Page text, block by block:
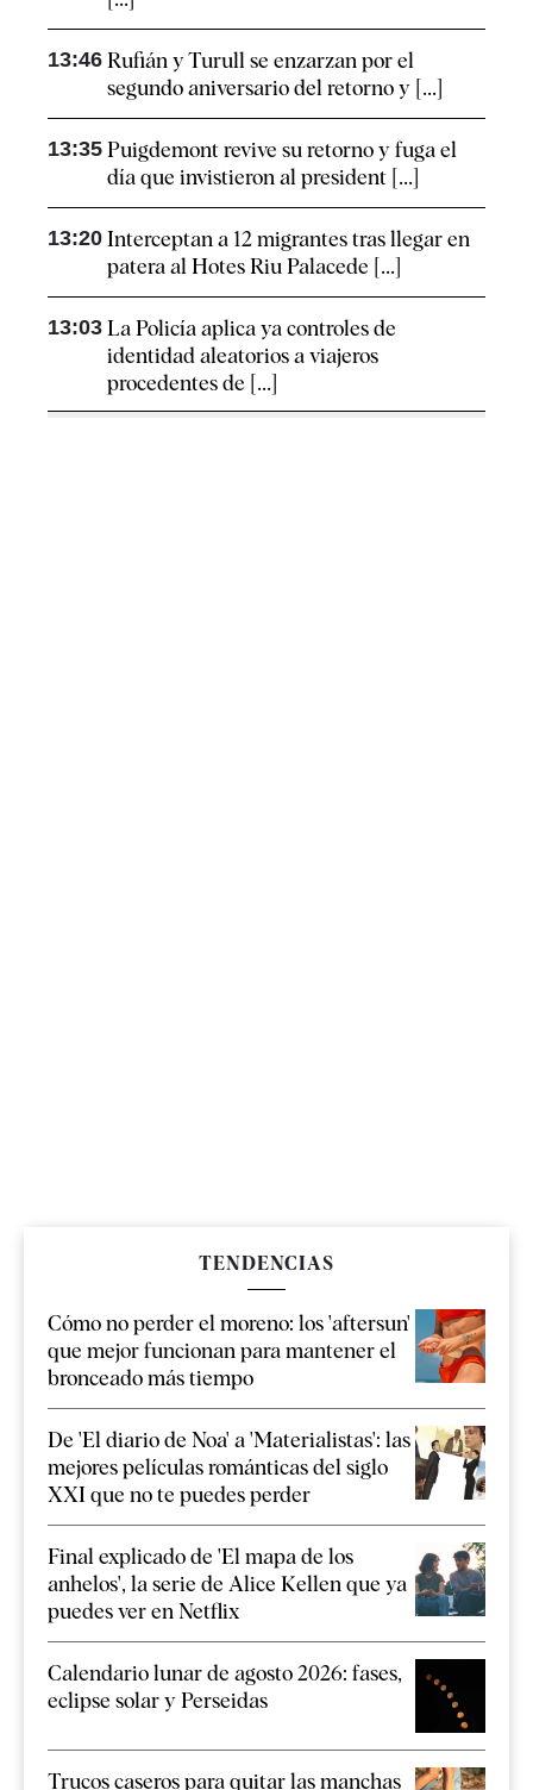
13:46 Rufián y Turull se enzarzan por el
segundo aniversario del retorno y [...]
13:35 Puigdemont revive su retorno y fuga el
día que invistieron al president [...]
13:20 Interceptan a 12 migrantes tras llegar en
patera al Hotes Riu Palacede [...]
13:03 La Policía aplica ya controles de
identidad aleatorios a viajeros
procedentes de [...]
TENDENCIAS
Cómo no perder el moreno: los 'aftersun'
que mejor funcionan para mantener el
bronceado más tiempo
De 'El diario de Noa' a 'Materialistas': las
mejores películas románticas del siglo
XXI que no te puedes perder
Final explicado de 'El mapa de los
anhelos', la serie de Alice Kellen que ya
puedes ver en Netflix
Calendario lunar de agosto 2026: fases,
eclipse solar y Perseidas
Trucos caseros para quitar las manchas